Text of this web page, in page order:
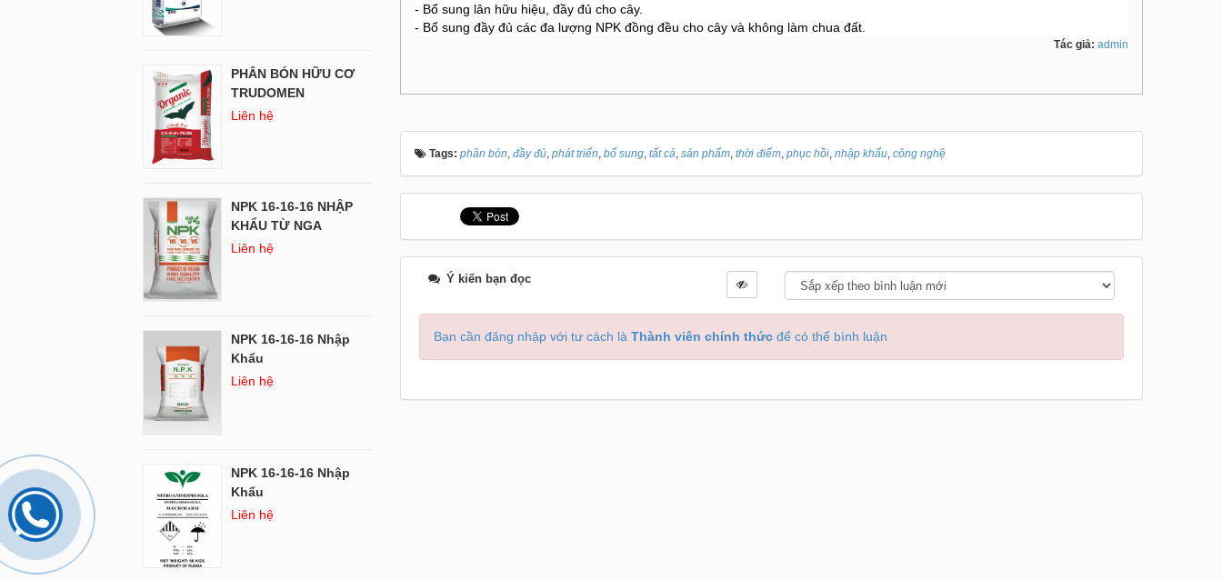
- Bổ sung lân hữu hiệu, đầy đủ cho cây.
- Bổ sung đầy đủ các đa lượng NPK đồng đều cho cây và không làm chua đất.
Tác giả: admin
Tags: phân bón, đầy đủ, phát triển, bổ sung, tất cả, sản phẩm, thời điểm, phục hồi, nhập khẩu, công nghệ
Ý kiến bạn đọc
Bạn cần đăng nhập với tư cách là Thành viên chính thứcđể có thể bình luận
PHÂN BÓN HỮU CƠ
TRUDOMEN
Liên hệ
NPK 16-16-16 NHẬP
KHẨU TỪ NGA
Liên hệ
NPK 16-16-16 Nhập
Khẩu
Liên hệ
NPK 16-16-16 Nhập
Khẩu
Liên hệ